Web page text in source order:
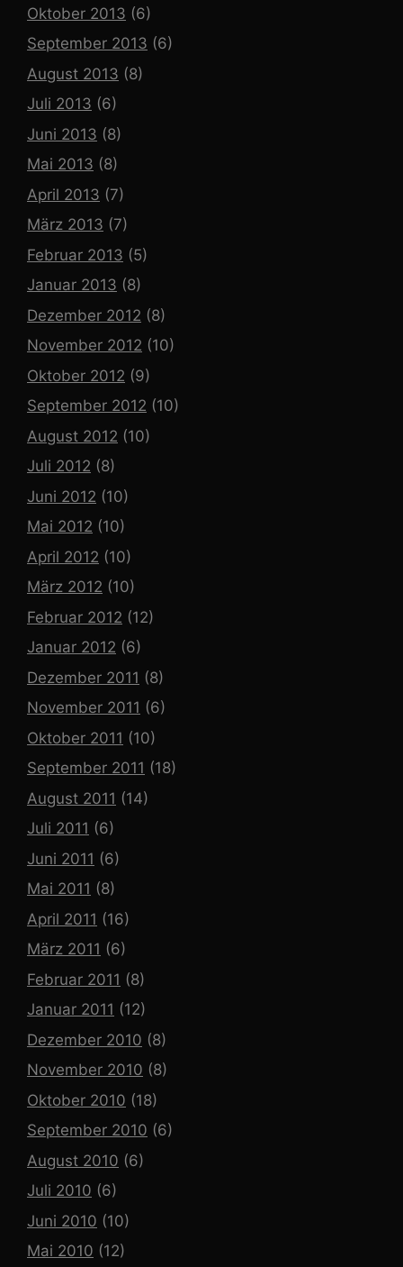
Oktober 2013 (6)
September 2013 (6)
August 2013 (8)
Juli 2013 (6)
Juni 2013 (8)
Mai 2013 (8)
April 2013 (7)
März 2013 (7)
Februar 2013 (5)
Januar 2013 (8)
Dezember 2012 (8)
November 2012 (10)
Oktober 2012 (9)
September 2012 (10)
August 2012 (10)
Juli 2012 (8)
Juni 2012 (10)
Mai 2012 (10)
April 2012 (10)
März 2012 (10)
Februar 2012 (12)
Januar 2012 (6)
Dezember 2011 (8)
November 2011 (6)
Oktober 2011 (10)
September 2011 (18)
August 2011 (14)
Juli 2011 (6)
Juni 2011 (6)
Mai 2011 (8)
April 2011 (16)
März 2011 (6)
Februar 2011 (8)
Januar 2011 (12)
Dezember 2010 (8)
November 2010 (8)
Oktober 2010 (18)
September 2010 (6)
August 2010 (6)
Juli 2010 (6)
Juni 2010 (10)
Mai 2010 (12)